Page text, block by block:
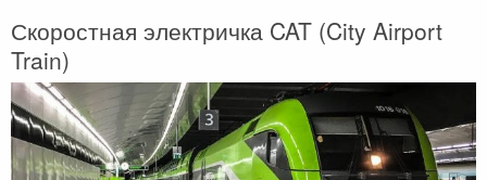
Занзибар
Дубай
Шри-Ланка
Турция
Тунис
Украина
Скоростная электричка CAT (City Airport
Train)